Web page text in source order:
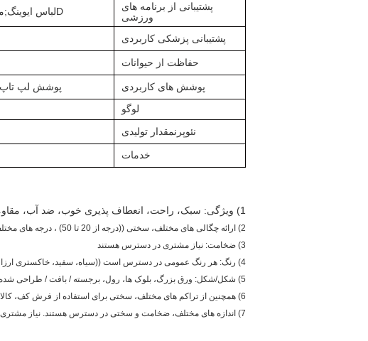
پشتیبانی از برنامه های
ورزشی
Dلباس ایوینگ;
پشتیبانی پزشکی کاربردی
حفاظت از حیوانات
پوشش های کاربردی پوشش لپ تاپ
لوگو
نئوپرنمقدار تولیدی
خدمات
1) ویژگی: سبک، راحت، انعطاف پذیری خوب، ضد آب، مقاومت در برابر ضربه و جلوگیری از لغزش
2) ارائه چگالی های مختلف، سختی ((درجه از 20 تا 50) ، درجه های مختلف پاسخ به خواسته های مشتریان.
3) ضخامت: نیاز مشتری در دسترس هستند
4) رنگ: هر رنگ عمومی در دسترس است ((سیاه، سفید، خاکستری ارزان تر)
5) شکل/شکل: ورق بزرگ، بلوک ها، رول، برجسته / بافت / طراحی شده، یا حتی کوچکتر مانند کاغذ A4.
6) همچنین از تراکم های مختلف، سختی برای استفاده از فرش کف، کالاهای ورزشی و صندل ها استفاده می شود.
7) اندازه های مختلف، ضخامت و سختی در دسترس هستند. نیاز مشتری خوش آمدید.